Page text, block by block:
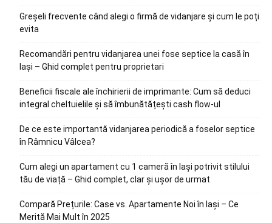
Greșeli frecvente când alegi o firmă de vidanjare și cum le poți
evita
Recomandări pentru vidanjarea unei fose septice la casă în
Iași – Ghid complet pentru proprietari
Beneficii fiscale ale închirierii de imprimante: Cum să deduci
integral cheltuielile și să îmbunătățești cash flow-ul
De ce este importantă vidanjarea periodică a foselor septice
în Râmnicu Vâlcea?
Cum alegi un apartament cu 1 cameră în Iași potrivit stilului
tău de viață – Ghid complet, clar și ușor de urmat
Compară Prețurile: Case vs. Apartamente Noi în Iași – Ce
Merită Mai Mult în 2025